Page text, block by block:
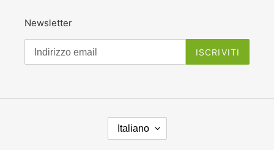
Newsletter
ISCRIVITI
Italiano